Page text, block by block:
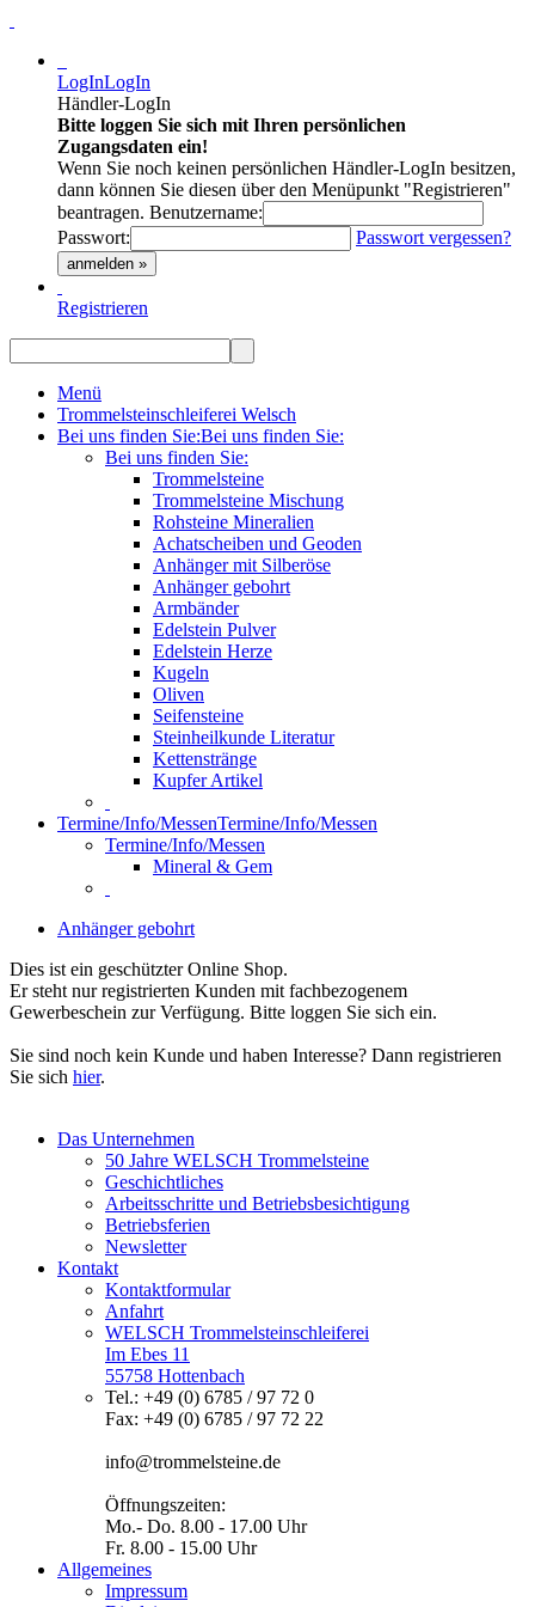
LogInLogIn
Händler-LogIn
Bitte loggen Sie sich mit Ihren persönlichen
Zugangsdaten ein!
Wenn Sie noch keinen persönlichen Händler-LogIn besitzen,
dann können Sie diesen über den Menüpunkt "Registrieren"
beantragen. Benutzername:
Passwort:
Passwort vergessen?
anmelden »
Registrieren
Menü
Trommelsteinschleiferei Welsch
Bei uns finden Sie:Bei uns finden Sie:
Bei uns finden Sie:
Trommelsteine
Trommelsteine Mischung
Rohsteine Mineralien
Achatscheiben und Geoden
Anhänger mit Silberöse
Anhänger gebohrt
Armbänder
Edelstein Pulver
Edelstein Herze
Kugeln
Oliven
Seifensteine
Steinheilkunde Literatur
Kettenstränge
Kupfer Artikel
Termine/Info/MessenTermine/Info/Messen
Termine/Info/Messen
Mineral & Gem
Anhänger gebohrt
Dies ist ein geschützter Online Shop.
Er steht nur registrierten Kunden mit fachbezogenem
Gewerbeschein zur Verfügung. Bitte loggen Sie sich ein.
Sie sind noch kein Kunde und haben Interesse? Dann registrieren
Sie sich hier.
Das Unternehmen
50 Jahre WELSCH Trommelsteine
Geschichtliches
Arbeitsschritte und Betriebsbesichtigung
Betriebsferien
Newsletter
Kontakt
Kontaktformular
Anfahrt
WELSCH Trommelsteinschleiferei
Im Ebes 11
55758 Hottenbach
Tel.: +49 (0) 6785 / 97 72 0
Fax: +49 (0) 6785 / 97 72 22
info@trommelsteine.de
Öffnungszeiten:
Mo.- Do. 8.00 - 17.00 Uhr
Fr. 8.00 - 15.00 Uhr
Allgemeines
Impressum